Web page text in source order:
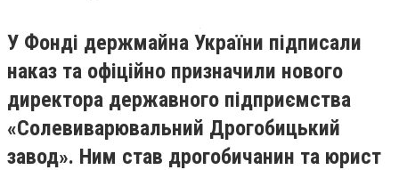
У Фонді держмайна України підписали
наказ та офіційно призначили нового
директора державного підприємства
«Солевиварювальний Дрогобицький
завод». Ним став дрогобичанин та юрист